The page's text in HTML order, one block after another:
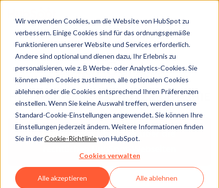
Wir verwenden Cookies, um die Website von HubSpot zu
verbessern. Einige Cookies sind für das ordnungsgemäße
Funktionieren unserer Website und Services erforderlich.
Andere sind optional und dienen dazu, Ihr Erlebnis zu
personalisieren, wie z. B Werbe- oder Analytics-Cookies. Sie
können allen Cookies zustimmen, alle optionalen Cookies
ablehnen oder die Cookies entsprechend Ihren Präferenzen
einstellen. Wenn Sie keine Auswahl treffen, werden unsere
Standard-Cookie-Einstellungen angewendet. Sie können Ihre
Einstellungen jederzeit ändern. Weitere Informationen finden
Sie in derCookie-Richtlinievon HubSpot.
Cookies verwalten
Alle akzeptieren Alle ablehnen
Legal Center
HUBSPOT-DATENSCHUTZRICHTLINIE
Zurück zum Überblick über die